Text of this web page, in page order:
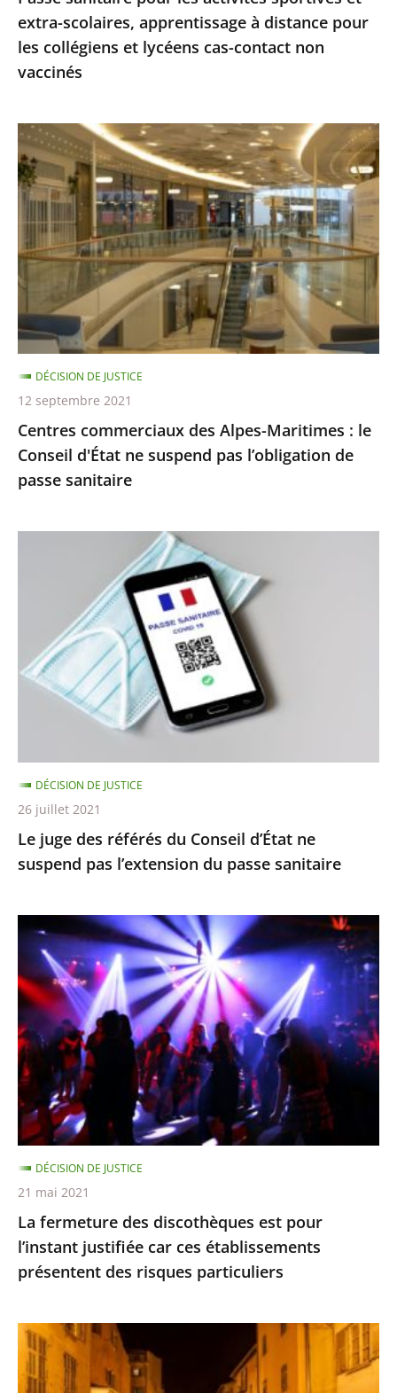
les
collégiens
et
cas-
contact
non
vaccinés
extra-scolaires, apprentissage à distance pour
les collégiens et lycéens cas-contact non
vaccinés
Centres
commerciaux
des
Alpes-
Maritimes
:
le
Conseil
d'État
ne
suspend
pas
l’obligation
de
passe
Centres commerciaux des Alpes-Maritimes : le
Conseil d'État ne suspend pas l’obligation de
passe sanitaire
DÉCISION DE JUSTICE
12 septembre 2021
Conseil
d’État
pas
l’extension
du
passe
sanitaire
Le juge des référés du Conseil d’État ne
suspend pas l’extension du passe sanitaire
DÉCISION DE JUSTICE
26 juillet 2021
La
fermeture
des
discothèques
est
pour
l’instant
justifiée
car
ces
établissements
présentent
des
risques
particuliers
La fermeture des discothèques est pour
l’instant justifiée car ces établissements
présentent des risques particuliers
DÉCISION DE JUSTICE
21 mai 2021
Les
restrictions
de